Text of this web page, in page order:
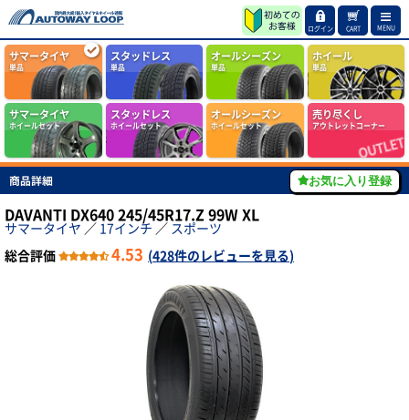
ログイン CART MENU
サマータイヤ
単品
スタッドレス
単品
オールシーズン
単品
ホイール
単品
サマータイヤ
ホイールセット
スタッドレス
ホイールセット
オールシーズン
ホイールセット
売り尽くし
アウトレットコーナー
商品詳細 お気に入り登録
DAVANTI DX640 245/45R17.Z 99W XL
サマータイヤ ／ 17インチ ／ スポーツ
総合評価
4.53 (428件のレビューを見る)